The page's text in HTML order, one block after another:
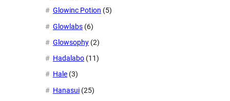
Glowinc Potion (5)
Glowlabs (6)
Glowsophy (2)
Hadalabo (11)
Hale (3)
Hanasui (25)